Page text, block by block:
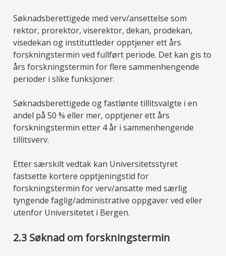
Søknadsberettigede med verv/ansettelse som
rektor, prorektor, viserektor, dekan, prodekan,
visedekan og instituttleder opptjener ett års
forskningstermin ved fullført periode. Det kan gis to
års forskningstermin for flere sammenhengende
perioder i slike funksjoner.
Søknadsberettigede og fastlønte tillitsvalgte i en
andel på 50 % eller mer, opptjener ett års
forskningstermin etter 4 år i sammenhengende
tillitsverv.
Etter særskilt vedtak kan Universitetsstyret
fastsette kortere opptjeningstid for
forskningstermin for verv/ansatte med særlig
tyngende faglig/administrative oppgaver ved eller
utenfor Universitetet i Bergen.
2.3 Søknad om forskningstermin